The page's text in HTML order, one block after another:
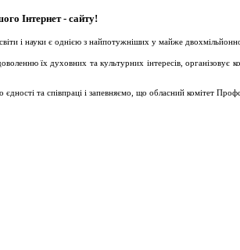
Інтернет - сайту!
і науки є однією з найпотужніших у майже
їх духовних та культурних інтересів, організовує
та співпраці і запевняємо, що обласний комітет